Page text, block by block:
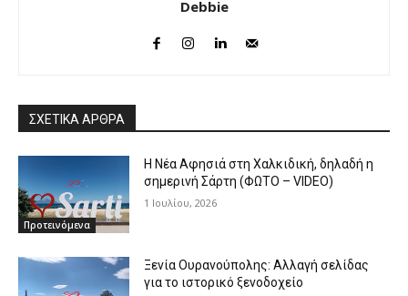
Debbie
ΣΧΕΤΙΚΑ ΑΡΘΡΑ
Προτεινόμενα
Η Νέα Αφησιά στη Χαλκιδική, δηλαδή η
σημερινή Σάρτη (ΦΩΤΟ – VIDEO)
1 Ιουλίου, 2026
Ξενία Ουρανούπολης: Αλλαγή σελίδας
για το ιστορικό ξενοδοχείο